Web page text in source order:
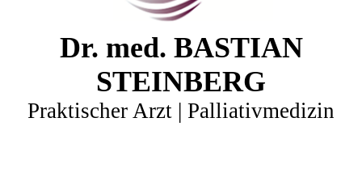
Dr. med. BASTIAN
STEINBERG
Praktischer Arzt | Palliativmedizin